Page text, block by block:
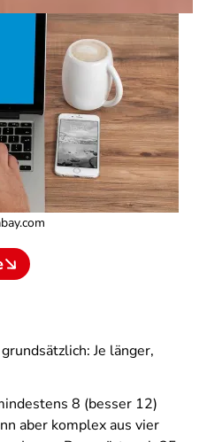
Je länger,
8 (besser 12)
aber komplex aus vier